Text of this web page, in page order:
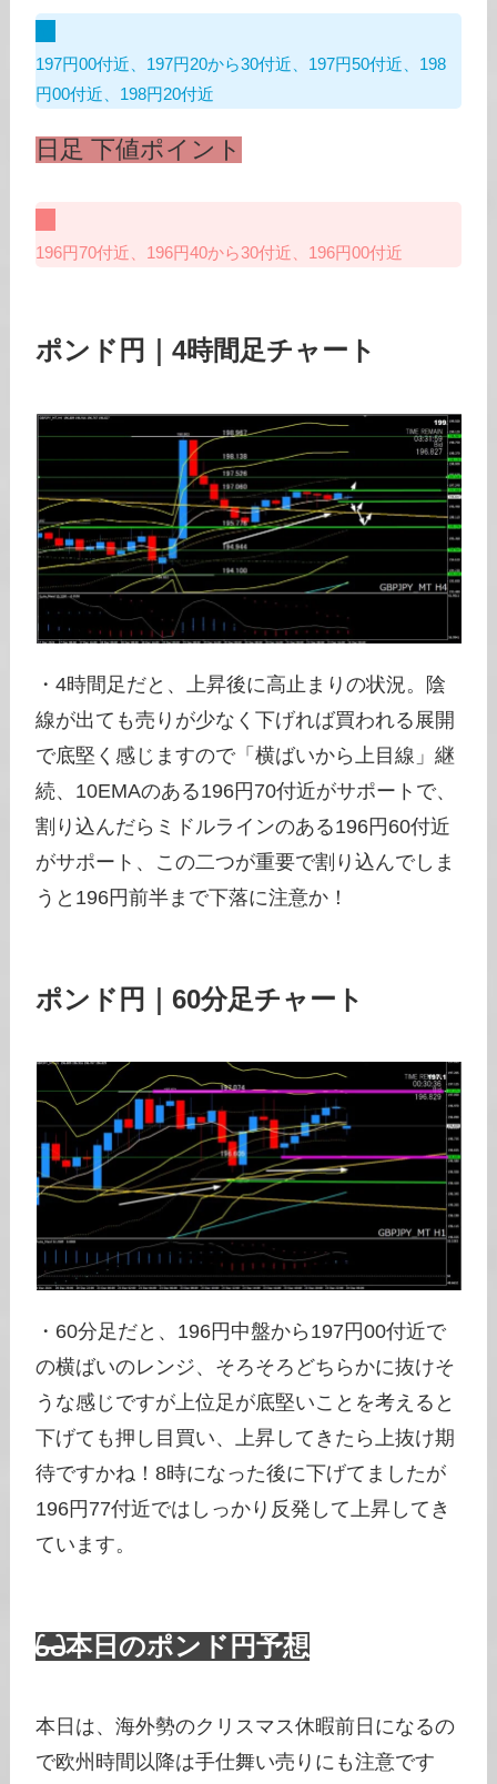
197円00付近、197円20から30付近、197円50付近、198
円00付近、198円20付近
日足 下値ポイント
196円70付近、196円40から30付近、196円00付近
ポンド円｜4時間足チャート
・4時間足だと、上昇後に高止まりの状況。陰
線が出ても売りが少なく下げれば買われる展開
で底堅く感じますので「横ばいから上目線」継
続、10EMAのある196円70付近がサポートで、
割り込んだらミドルラインのある196円60付近
がサポート、この二つが重要で割り込んでしま
うと196円前半まで下落に注意か！
ポンド円｜60分足チャート
・60分足だと、196円中盤から197円00付近で
の横ばいのレンジ、そろそろどちらかに抜けそ
うな感じですが上位足が底堅いことを考えると
下げても押し目買い、上昇してきたら上抜け期
待ですかね！8時になった後に下げてましたが
196円77付近ではしっかり反発して上昇してき
ています。
本日のポンド円予想
本日は、海外勢のクリスマス休暇前日になるの
で欧州時間以降は手仕舞い売りにも注意です